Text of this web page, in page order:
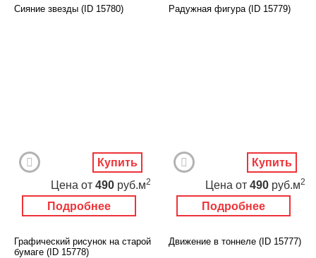
Сияние звезды (ID 15780)
Подробнее
Цена от 490 руб.м2
Купить
Радужная фигура (ID 15779)
Подробнее
Цена от 490 руб.м2
Купить
Графический рисунок на старой
бумаге (ID 15778)
Движение в тоннеле (ID 15777)